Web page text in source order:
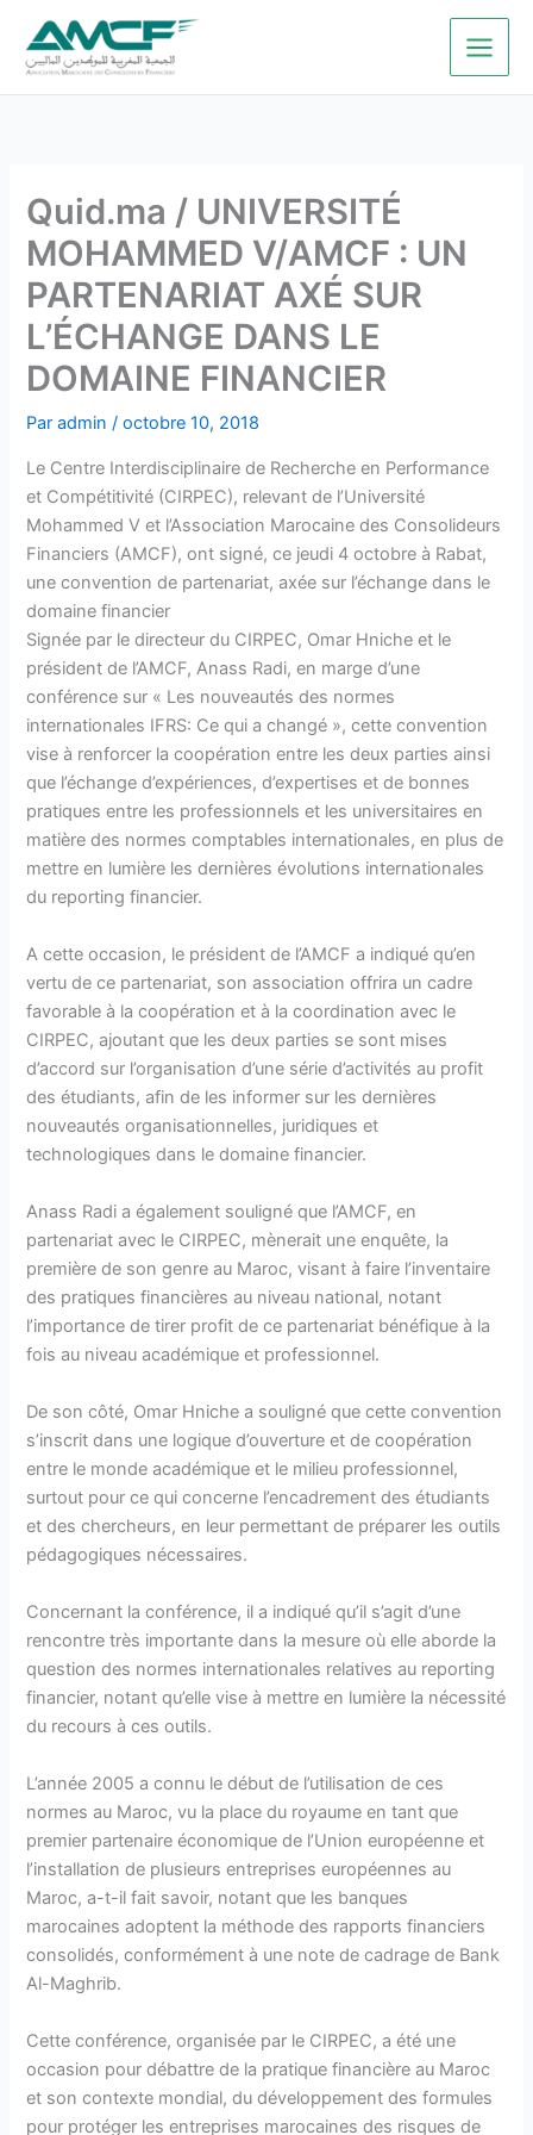
contenu
Quid.ma / UNIVERSITÉ
MOHAMMED V/AMCF : UN
PARTENARIAT AXÉ SUR
L’ÉCHANGE DANS LE
DOMAINE FINANCIER
Paradmin/octobre 10, 2018
Le Centre Interdisciplinaire de Recherche en Performance
et Compétitivité (CIRPEC), relevant de l’Université
Mohammed V et l’Association Marocaine des Consolideurs
Financiers (AMCF), ont signé, ce jeudi 4 octobre à Rabat,
une convention de partenariat, axée sur l’échange dans le
domaine financier
Signée par le directeur du CIRPEC, Omar Hniche et le
président de l’AMCF, Anass Radi, en marge d’une
conférence sur « Les nouveautés des normes
internationales IFRS: Ce qui a changé », cette convention
vise à renforcer la coopération entre les deux parties ainsi
que l’échange d’expériences, d’expertises et de bonnes
pratiques entre les professionnels et les universitaires en
matière des normes comptables internationales, en plus de
mettre en lumière les dernières évolutions internationales
du reporting financier.
A cette occasion, le président de l’AMCF a indiqué qu’en
vertu de ce partenariat, son association offrira un cadre
favorable à la coopération et à la coordination avec le
CIRPEC, ajoutant que les deux parties se sont mises
d’accord sur l’organisation d’une série d’activités au profit
des étudiants, afin de les informer sur les dernières
nouveautés organisationnelles, juridiques et
technologiques dans le domaine financier.
Anass Radi a également souligné que l’AMCF, en
partenariat avec le CIRPEC, mènerait une enquête, la
première de son genre au Maroc, visant à faire l’inventaire
des pratiques financières au niveau national, notant
l’importance de tirer profit de ce partenariat bénéfique à la
fois au niveau académique et professionnel.
De son côté, Omar Hniche a souligné que cette convention
s’inscrit dans une logique d’ouverture et de coopération
entre le monde académique et le milieu professionnel,
surtout pour ce qui concerne l’encadrement des étudiants
et des chercheurs, en leur permettant de préparer les outils
pédagogiques nécessaires.
Concernant la conférence, il a indiqué qu’il s’agit d’une
rencontre très importante dans la mesure où elle aborde la
question des normes internationales relatives au reporting
financier, notant qu’elle vise à mettre en lumière la nécessité
du recours à ces outils.
L’année 2005 a connu le début de l’utilisation de ces
normes au Maroc, vu la place du royaume en tant que
premier partenaire économique de l’Union européenne et
l’installation de plusieurs entreprises européennes au
Maroc, a-t-il fait savoir, notant que les banques
marocaines adoptent la méthode des rapports financiers
consolidés, conformément à une note de cadrage de Bank
Al-Maghrib.
Cette conférence, organisée par le CIRPEC, a été une
occasion pour débattre de la pratique financière au Maroc
et son contexte mondial, du développement des formules
pour protéger les entreprises marocaines des risques de